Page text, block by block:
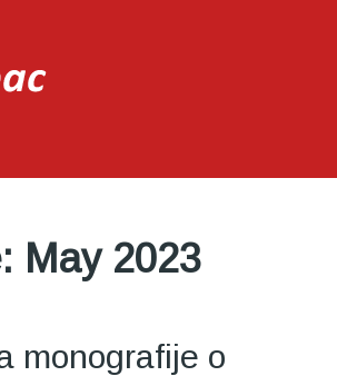
May 2023
monografije o